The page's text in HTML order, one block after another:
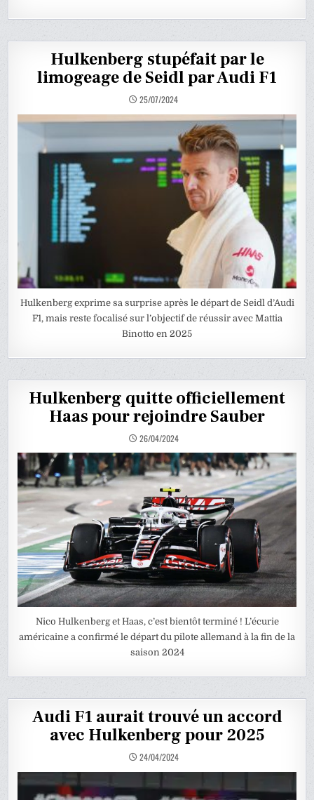
Hulkenberg stupéfait par le
limogeage de Seidl par Audi F1
25/07/2024
Hulkenberg exprime sa surprise après le départ de Seidl d’Audi
F1, mais reste focalisé sur l’objectif de réussir avec Mattia
Binotto en 2025
Hulkenberg quitte officiellement
Haas pour rejoindre Sauber
26/04/2024
Nico Hulkenberg et Haas, c’est bientôt terminé ! L’écurie
américaine a confirmé le départ du pilote allemand à la fin de la
saison 2024
Audi F1 aurait trouvé un accord
avec Hulkenberg pour 2025
24/04/2024